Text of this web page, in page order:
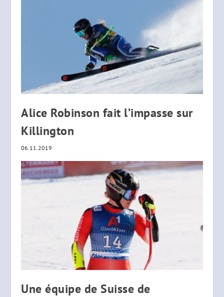
Alice Robinson fait l’impasse sur
Killington
06.11.2019
Une équipe de Suisse de